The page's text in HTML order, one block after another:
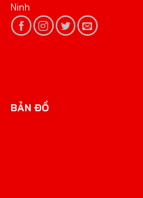
Ninh
BẢN ĐỒ